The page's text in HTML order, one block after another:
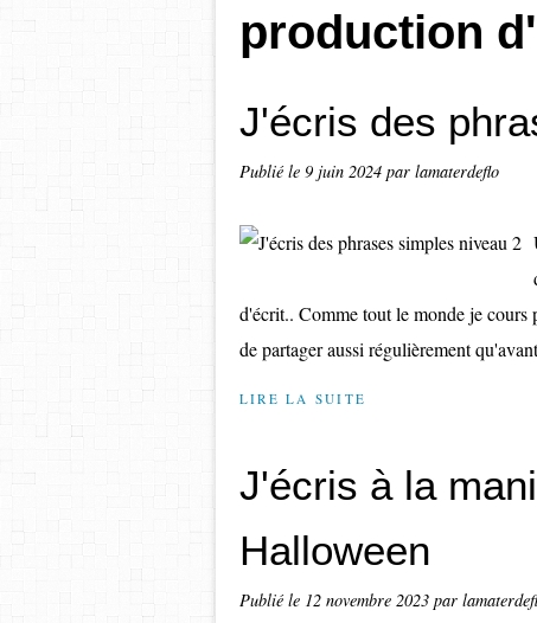
production
J'écris des
Publié le 9 juin 2024 par lamaterdeflo
d'écrit.. Comme tout le monde je cours
de partager aussi régulièrement
LIRE LA SUITE
J'écris à la
Halloween
Publié le 12 novembre 2023 par